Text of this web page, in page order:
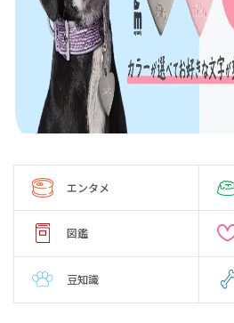
エンタメ
図鑑
豆知識